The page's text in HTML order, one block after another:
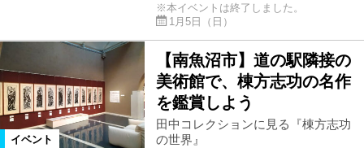
※本イベントは終了しました。
1月5日（日）
イベント
【南魚沼市】道の駅隣接の
美術館で、棟方志功の名作
を鑑賞しよう
田中コレクションに見る『棟方志功
の世界』